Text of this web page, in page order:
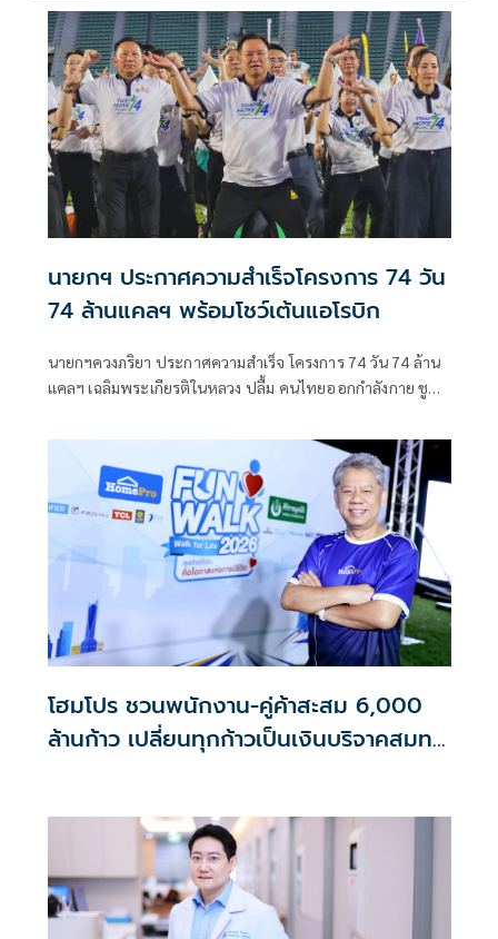
นายกฯ ประกาศความสำเร็จโครงการ 74 วัน
74 ล้านแคลฯ พร้อมโชว์เต้นแอโรบิก
นายกฯควงภริยา ประกาศความสำเร็จ โครงการ 74 วัน 74 ล้าน
แคลฯ เฉลิมพระเกียรติในหลวง ปลื้ม คนไทยออกกำลังกาย ชู
สนุกสนาน
โฮมโปร ชวนพนักงาน-คู่ค้าสะสม 6,000
ล้านก้าว เปลี่ยนทุกก้าวเป็นเงินบริจาคสมทบ